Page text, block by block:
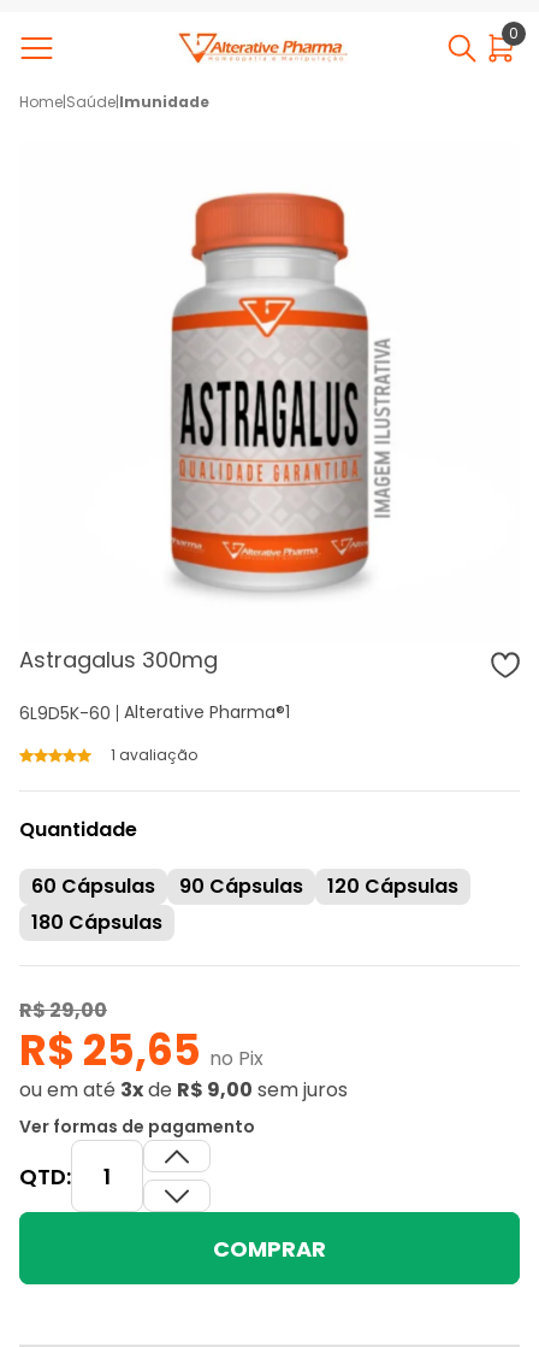
0
Home|Saúde|Imunidade
Astragalus 300mg
6L9D5K-60 Alterative Pharma®1
1 avaliação
R$ 29,00
R$ 25,65 no Pix
ouem até 3xde R$ 9,00 sem juros
Ver formas de pagamento
Quantidade
60 Cápsulas 90 Cápsulas
120 Cápsulas
180 Cápsulas
QTD:
COMPRAR